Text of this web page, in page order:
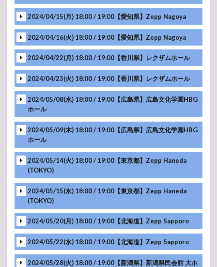
-アンコール-
-アンコール-
-アンコール-
-アンコール-
-アンコール-
-アンコール-
2024/04/15(月) 18:00 / 19:00【愛知県】Zepp Nagoya
-アンコール-
2024/04/16(火) 18:00 / 19:00【愛知県】Zepp Nagoya
-アンコール-
2024/04/22(月) 18:00 / 19:00【香川県】レクザムホール
-アンコール-
2024/04/23(火) 18:00 / 19:00【香川県】レクザムホール
2024/05/08(水) 18:00 / 19:00【広島県】広島文化学園HBG
ホール
2024/05/09(木) 18:00 / 19:00【広島県】広島文化学園HBG
ホール
2024/05/14(火) 18:00 / 19:00【東京都】Zepp Haneda
(TOKYO)
2024/05/15(水) 18:00 / 19:00【東京都】Zepp Haneda
(TOKYO)
2024/05/20(月) 18:00 / 19:00【北海道】Zepp Sapporo
2024/05/22(水) 18:00 / 19:00【北海道】Zepp Sapporo
2024/05/28(火) 18:00 / 19:00【新潟県】新潟県民会館 大ホ